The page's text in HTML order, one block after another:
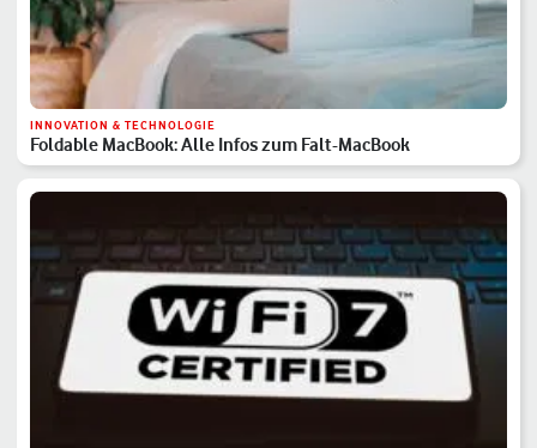
INNOVATION & TECHNOLOGIE
Foldable MacBook: Alle Infos zum Falt-MacBook